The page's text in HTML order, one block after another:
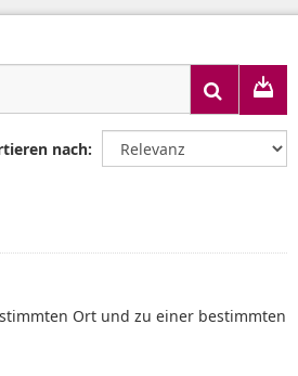
nach
Ort und zu einer bestimmten